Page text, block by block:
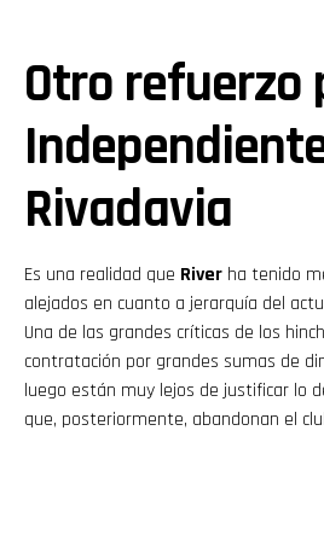
Otro refuerzo
Rivadavia
Es una realidad que River ha tenido
alejados en cuanto a jerarquía del
Una de las grandes críticas de los
contratación por grandes sumas de
luego están muy lejos de justificar lo
que, posteriormente, abandonan el